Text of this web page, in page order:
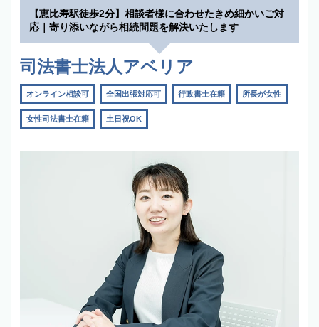
【恵比寿駅徒歩2分】相談者様に合わせたきめ細かいご対
応｜寄り添いながら相続問題を解決いたします
司法書士法人アベリア
オンライン相談可 全国出張対応可 行政書士在籍 所長が女性
女性司法書士在籍 土日祝OK